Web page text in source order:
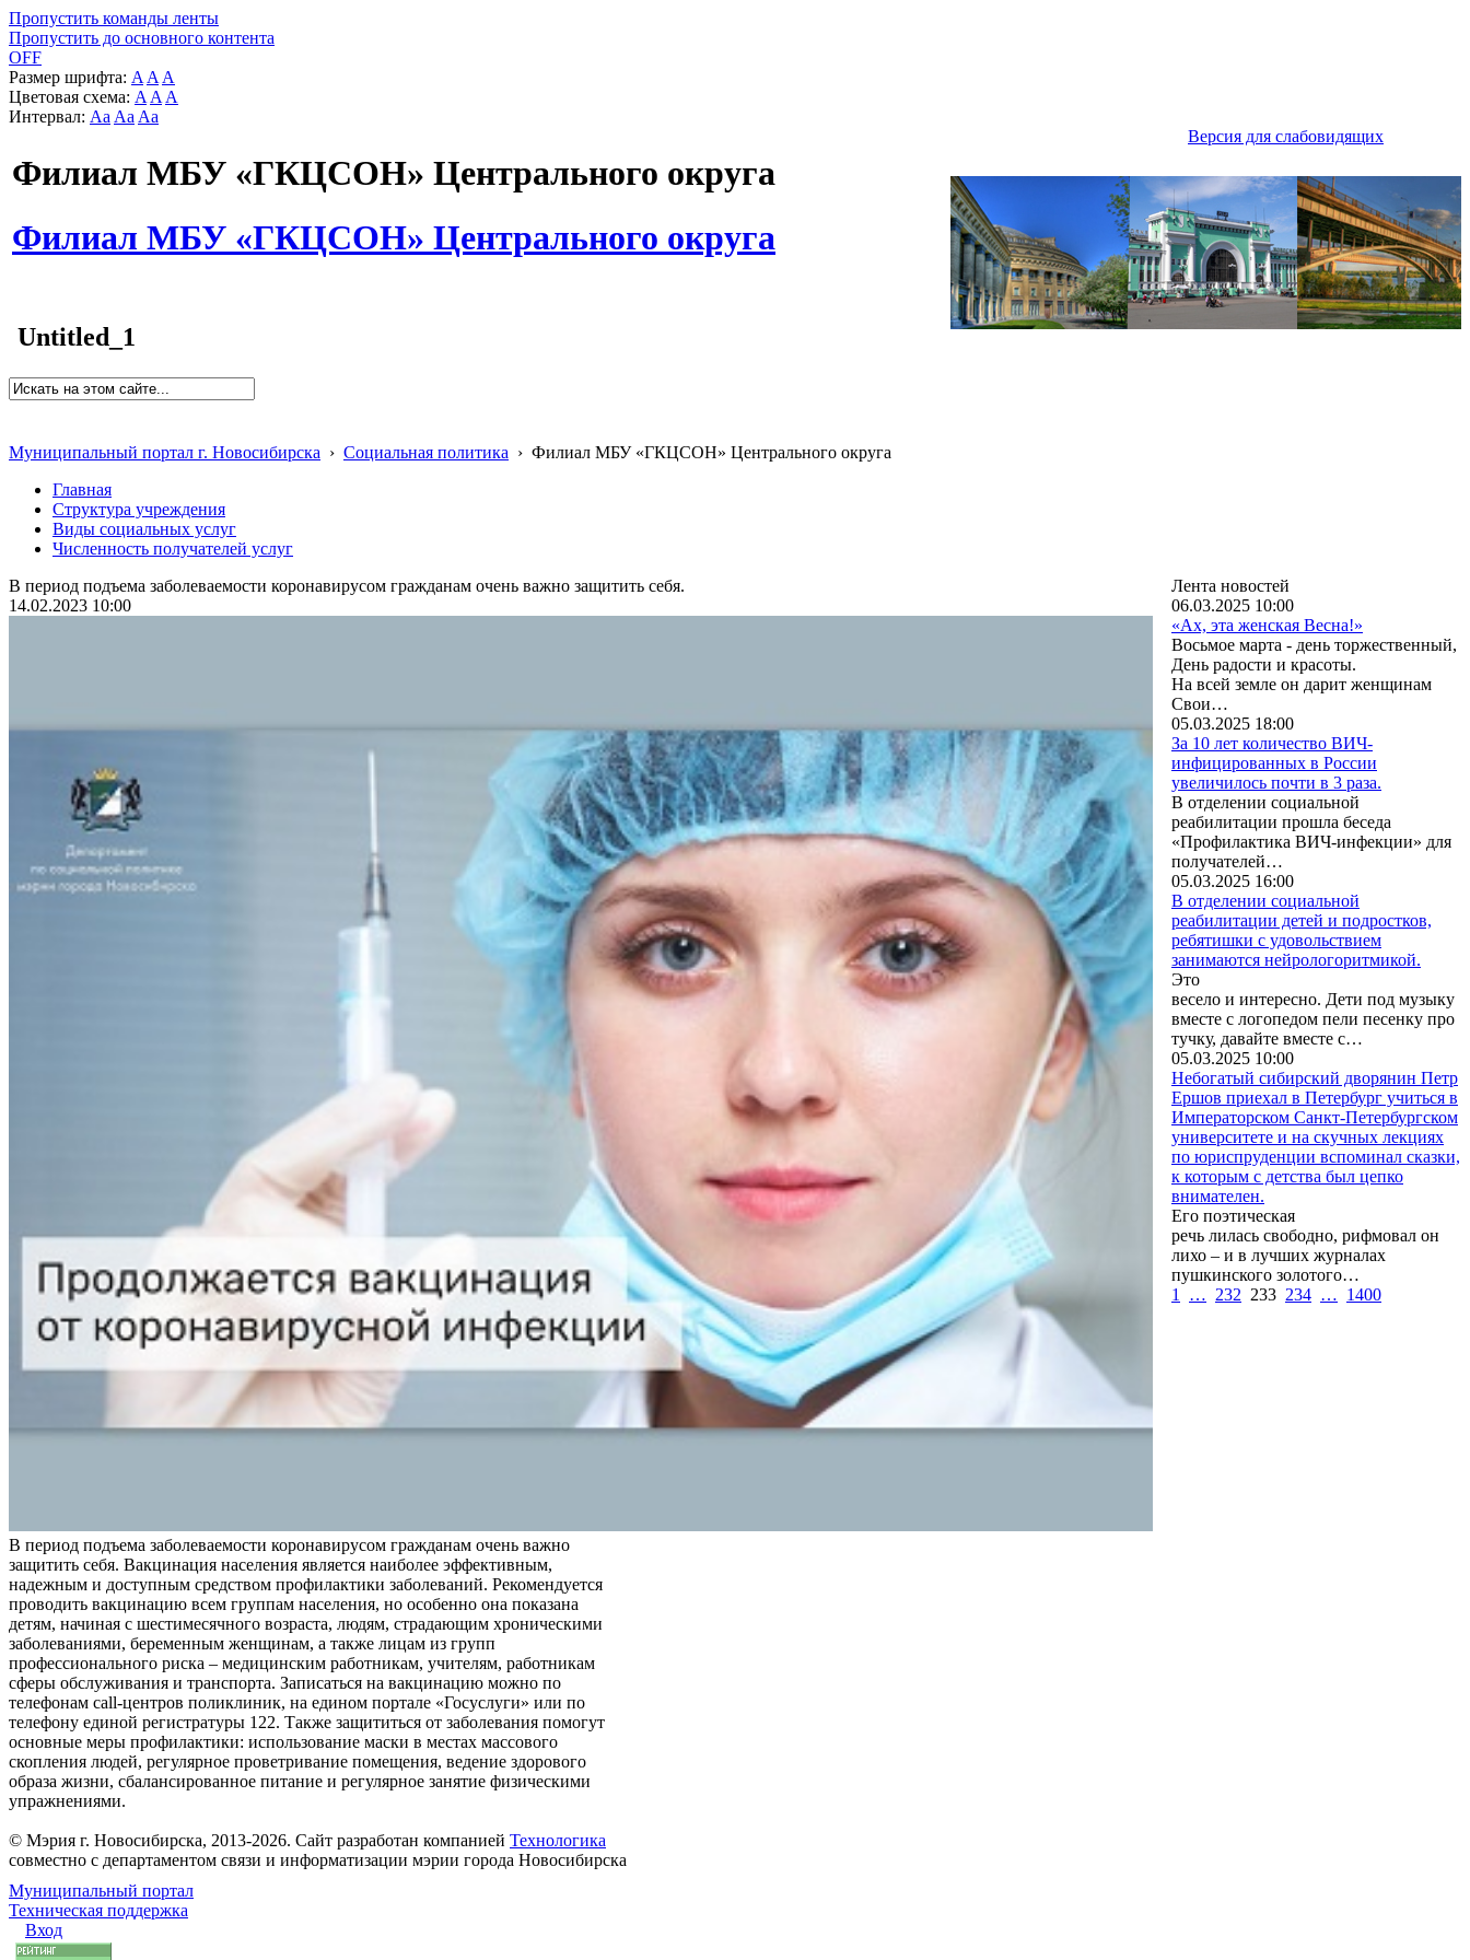
Пропустить команды ленты
Пропустить до основного контента
OFF
Размер шрифта: A A A
Цветовая схема: A A A
Интервал: Aa Aa Aa
Версия для слабовидящих
Филиал МБУ «ГКЦСОН» Центрального округа
Филиал МБУ «ГКЦСОН» Центрального округа
Untitled_1
Муниципальный портал г. Новосибирска › Социальная политика › Филиал МБУ «ГКЦСОН» Центрального округа
Главная
Структура учреждения
Виды социальных услуг
Численность получателей услуг
В период подъема заболеваемости коронавирусом гражданам очень важно защитить себя.
14.02.2023 10:00
В период подъема заболеваемости коронавирусом гражданам очень важно
защитить себя. Вакцинация населения является наиболее эффективным,
надежным и доступным средством профилактики заболеваний. Рекомендуется
проводить вакцинацию всем группам населения, но особенно она показана
детям, начиная с шестимесячного возраста, людям, страдающим хроническими
заболеваниями, беременным женщинам, а также лицам из групп
профессионального риска – медицинским работникам, учителям, работникам
сферы обслуживания и транспорта. Записаться на вакцинацию можно по
телефонам call-центров поликлиник, на едином портале «Госуслуги» или по
телефону единой регистратуры 122. Также защититься от заболевания помогут
основные меры профилактики: использование маски в местах массового
скопления людей, регулярное проветривание помещения, ведение здорового
образа жизни, сбалансированное питание и регулярное занятие физическими
упражнениями.
Лента новостей
06.03.2025 10:00
«Ах, эта женская Весна!»
Восьмое марта - день торжественный,
День радости и красоты.
На всей земле он дарит женщинам
Свои…
05.03.2025 18:00
За 10 лет количество ВИЧ-
инфицированных в России
увеличилось почти в 3 раза.
В отделении социальной
реабилитации прошла беседа
«Профилактика ВИЧ-инфекции» для
получателей…
05.03.2025 16:00
В отделении социальной
реабилитации детей и подростков,
ребятишки с удовольствием
занимаются нейрологоритмикой.
Это
весело и интересно. Дети под музыку
вместе с логопедом пели песенку про
тучку, давайте вместе с…
05.03.2025 10:00
Небогатый сибирский дворянин Петр
Ершов приехал в Петербург учиться в
Императорском Санкт-Петербургском
университете и на скучных лекциях
по юриспруденции вспоминал сказки,
к которым с детства был цепко
внимателен.
Его поэтическая
речь лилась свободно, рифмовал он
лихо – и в лучших журналах
пушкинского золотого…
1
… 232 233 234 … 1400
© Мэрия г. Новосибирска, 2013-2026. Сайт разработан компанией Технологика
совместно с департаментом связи и информатизации мэрии города Новосибирска
Муниципальный портал
Техническая поддержка
Вход